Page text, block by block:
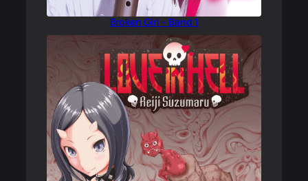
Broken Girl – Band 1